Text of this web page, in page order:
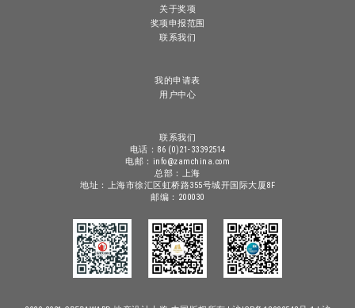
关于奖项
奖项申报范围
联系我们
我的申请表
用户中心
联系我们
电话：86 (0)21-33392514
电邮：info@zamchina.com
总部：上海
地址：上海市徐汇区虹桥路355号城开国际大厦8F
邮编：200030